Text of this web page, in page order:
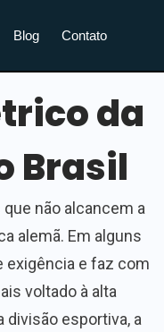
Blog Contato
da
Brasil
não alcancem a
alemã. Em alguns
exigência e faz com
voltado à alta
divisão esportiva, a